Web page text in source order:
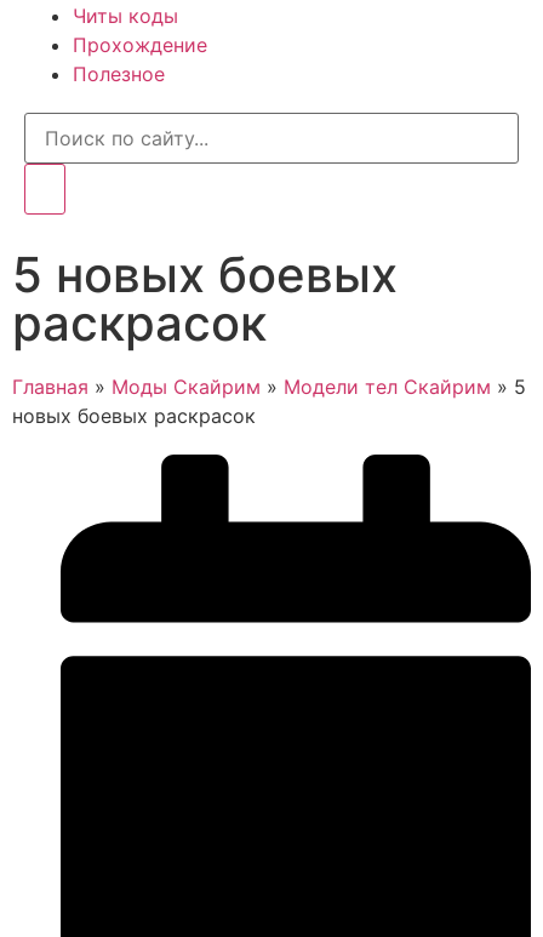
Читы коды
Прохождение
Полезное
5 новых боевых
раскрасок
Главная » Моды Скайрим » Модели тел Скайрим » 5
новых боевых раскрасок